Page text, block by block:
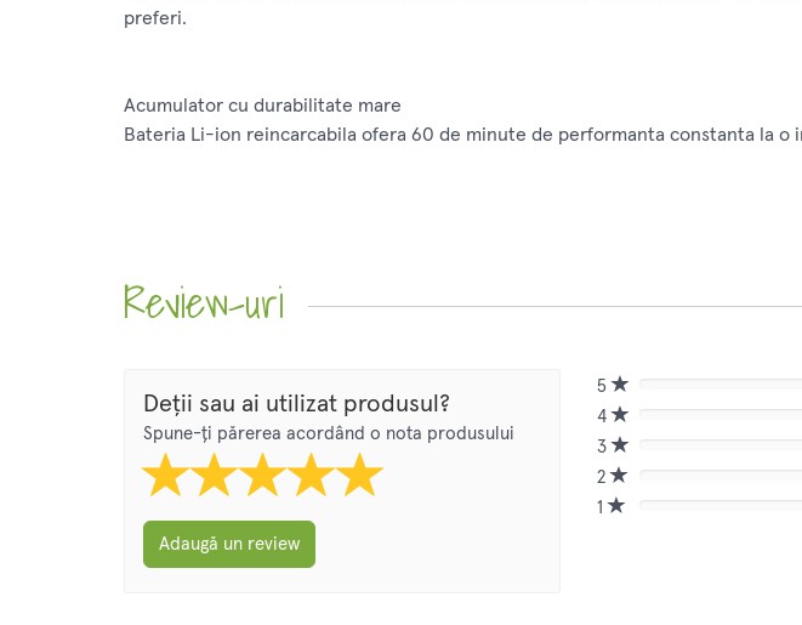
preferi.
Acumulator cu durabilitate mare
Bateria Li-ion reincarcabila ofera 60 de minute de performanta constanta la o
Review-uri
Deții sau ai utilizat produsul?
Spune-ți părerea acordând o nota produsului
Adaugă un review
5
Complete
(danger)
4
Complete
(danger)
3
Complete
(danger)
2
Complete
1